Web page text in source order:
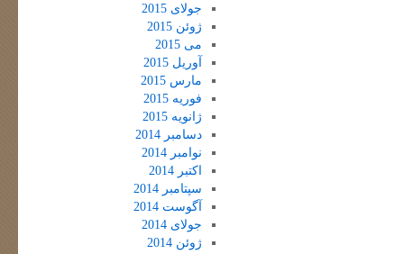
جولای 2015
ژوئن 2015
می 2015
آوریل 2015
مارس 2015
فوریه 2015
ژانویه 2015
دسامبر 2014
نوامبر 2014
اکتبر 2014
سپتامبر 2014
آگوست 2014
جولای 2014
ژوئن 2014